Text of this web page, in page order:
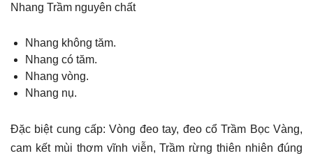
Nhang Trầm nguyên chất
Nhang không tăm.
Nhang có tăm.
Nhang vòng.
Nhang nụ.
Đặc biệt cung cấp: Vòng đeo tay, đeo cổ Trầm Bọc Vàng,
cam kết mùi thơm vĩnh viễn, Trầm rừng thiên nhiên đúng